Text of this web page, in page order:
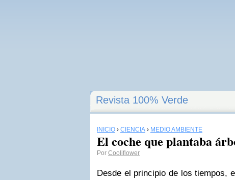
Revista 100% Verde
INICIO › CIENCIA › MEDIO AMBIENTE
El coche que plantaba
Por Cooliflower
Desde el principio de los tiempos,